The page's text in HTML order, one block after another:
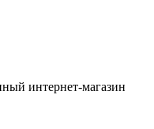
интернет-магазин